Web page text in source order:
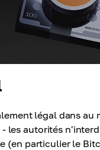
légal dans au
les autorités
(en particulier le